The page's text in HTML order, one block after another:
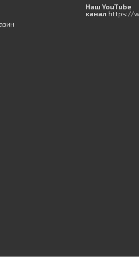
Наш YouTube
канал https://